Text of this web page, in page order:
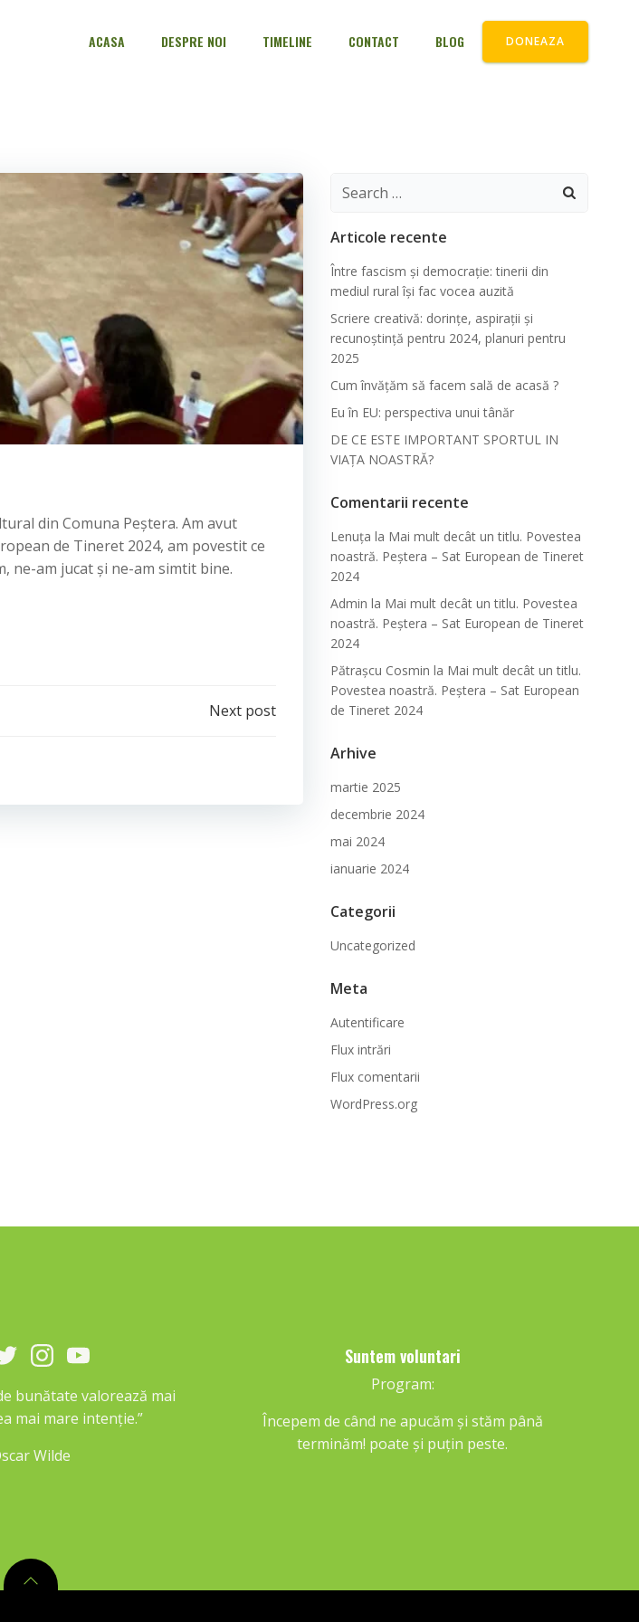
ACASA DESPRE NOI TIMELINE CONTACT BLOG DONEAZA
din Comuna Peștera. Am avut
de Tineret 2024, am povestit ce
ne-am jucat și ne-am simtit bine.
Next post
Search
Articole recente
Între fascism și democrație: tinerii din
mediul rural își fac vocea auzită
Scriere creativă: dorințe, aspirații și
recunoștință pentru 2024, planuri pentru
2025
Cum învățăm să facem sală de acasă ?
Eu în EU: perspectiva unui tânăr
DE CE ESTE IMPORTANT SPORTUL IN
VIAȚA NOASTRĂ?
Comentarii recente
Lenuța la Mai mult decât un titlu. Povestea
noastră. Peștera – Sat European de Tineret
2024
Admin la Mai mult decât un titlu. Povestea
noastră. Peștera – Sat European de Tineret
2024
Pătraşcu Cosmin la Mai mult decât un titlu.
Povestea noastră. Peștera – Sat European
de Tineret 2024
Arhive
martie 2025
decembrie 2024
mai 2024
ianuarie 2024
Categorii
Uncategorized
Meta
Autentificare
Flux intrări
Flux comentarii
WordPress.org
bunătate valorează mai
mai mare intenție.”
Wilde
Suntem voluntari
Program:
Începem de când ne apucăm și stăm până
terminăm! poate și puțin peste.